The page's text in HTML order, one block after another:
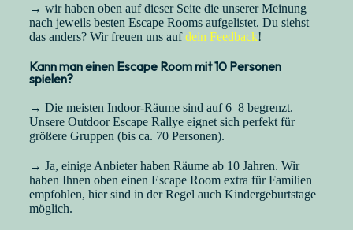
→ wir haben oben auf dieser Seite die unserer Meinung
nach jeweils besten Escape Rooms aufgelistet. Du siehst
das anders? Wir freuen uns aufdein Feedback!
Kann man einen Escape Room mit 10 Personen
spielen?
→ Die meisten Indoor-Räume sind auf 6–8 begrenzt.
Unsere Outdoor Escape Rallye eignet sich perfekt für
größere Gruppen (bis ca. 70 Personen).
→ Ja, einige Anbieter haben Räume ab 10 Jahren. Wir
haben Ihnen oben einen Escape Room extra für Familien
empfohlen, hier sind in der Regel auch Kindergeburtstage
möglich.